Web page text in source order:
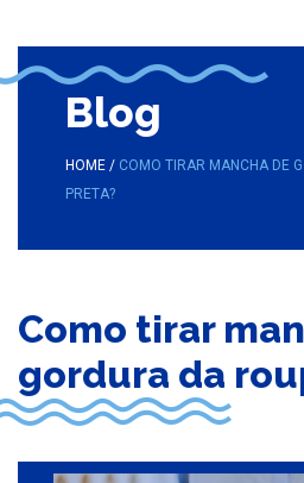
Blog
HOME / COMO TIRAR MANCHA DE
PRETA?
Como tirar
gordura da